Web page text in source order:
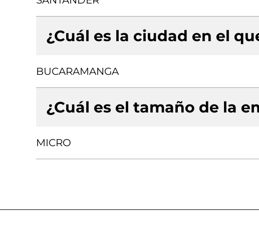
¿Cuál es la ciudad en el
BUCARAMANGA
¿Cuál es el tamaño de la
MICRO